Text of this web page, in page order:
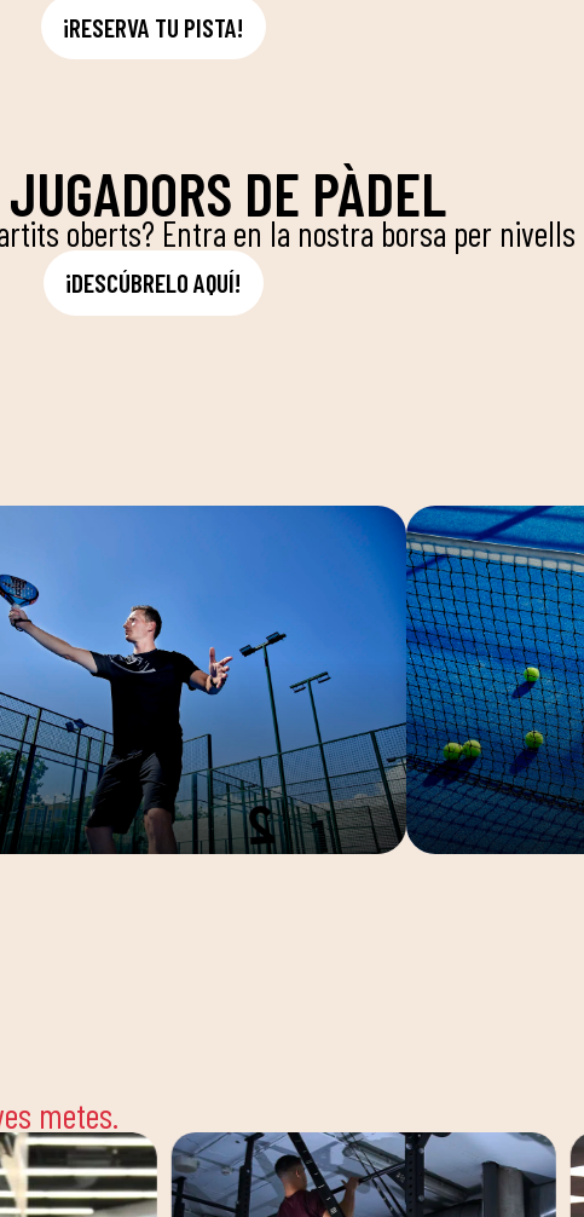
¡RESERVA TU PISTA!
DE PÀDEL
oberts? Entra en la nostra borsa per nivells
¡DESCÚBRELO AQUÍ!
metes.